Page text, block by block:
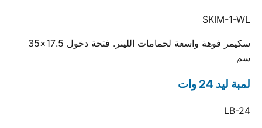
SKIM-1-WL
سكيمر فوهة واسعة لحمامات اللينر. فتحة دخول 17.5×35
سم
لمبة ليد 24 وات
LB-24